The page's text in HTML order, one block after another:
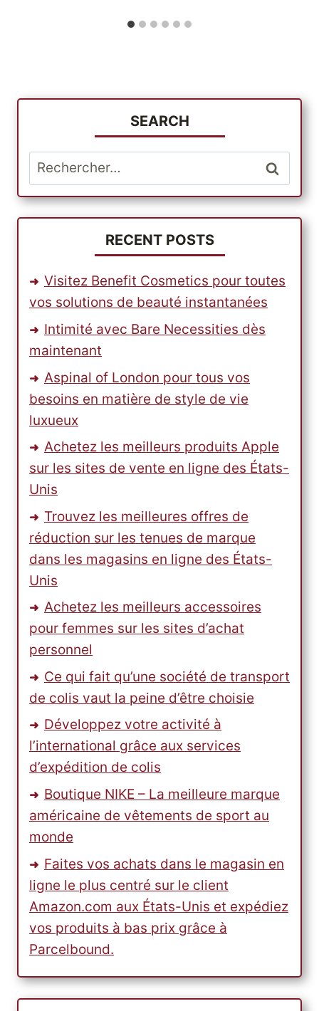
SEARCH
Rechercher :
RECENT POSTS
Visitez Benefit Cosmetics pour toutes
vos solutions de beauté instantanées
Intimité avec Bare Necessities dès
maintenant
Aspinal of London pour tous vos
besoins en matière de style de vie
luxueux
Achetez les meilleurs produits Apple
sur les sites de vente en ligne des États-
Unis
Trouvez les meilleures offres de
réduction sur les tenues de marque
dans les magasins en ligne des États-
Unis
Achetez les meilleurs accessoires
pour femmes sur les sites d’achat
personnel
Ce qui fait qu’une société de transport
de colis vaut la peine d’être choisie
Développez votre activité à
l’international grâce aux services
d’expédition de colis
Boutique NIKE – La meilleure marque
américaine de vêtements de sport au
monde
Faites vos achats dans le magasin en
ligne le plus centré sur le client
Amazon.com aux États-Unis et expédiez
vos produits à bas prix grâce à
Parcelbound.